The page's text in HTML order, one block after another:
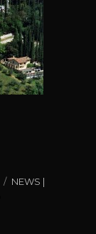
Categorie
NEWS |